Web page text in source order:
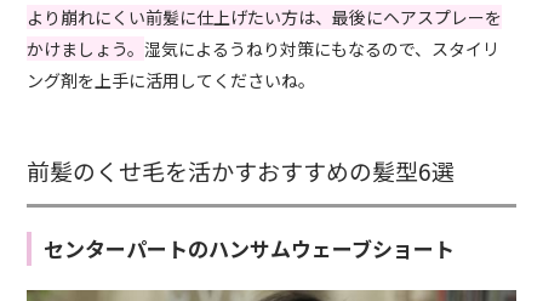
より崩れにくい前髪に仕上げたい方は、最後にヘアスプレーを
かけましょう。湿気によるうねり対策にもなるので、スタイリ
ング剤を上手に活用してくださいね。
前髪のくせ毛を活かすおすすめの髪型6選
センターパートのハンサムウェーブショート